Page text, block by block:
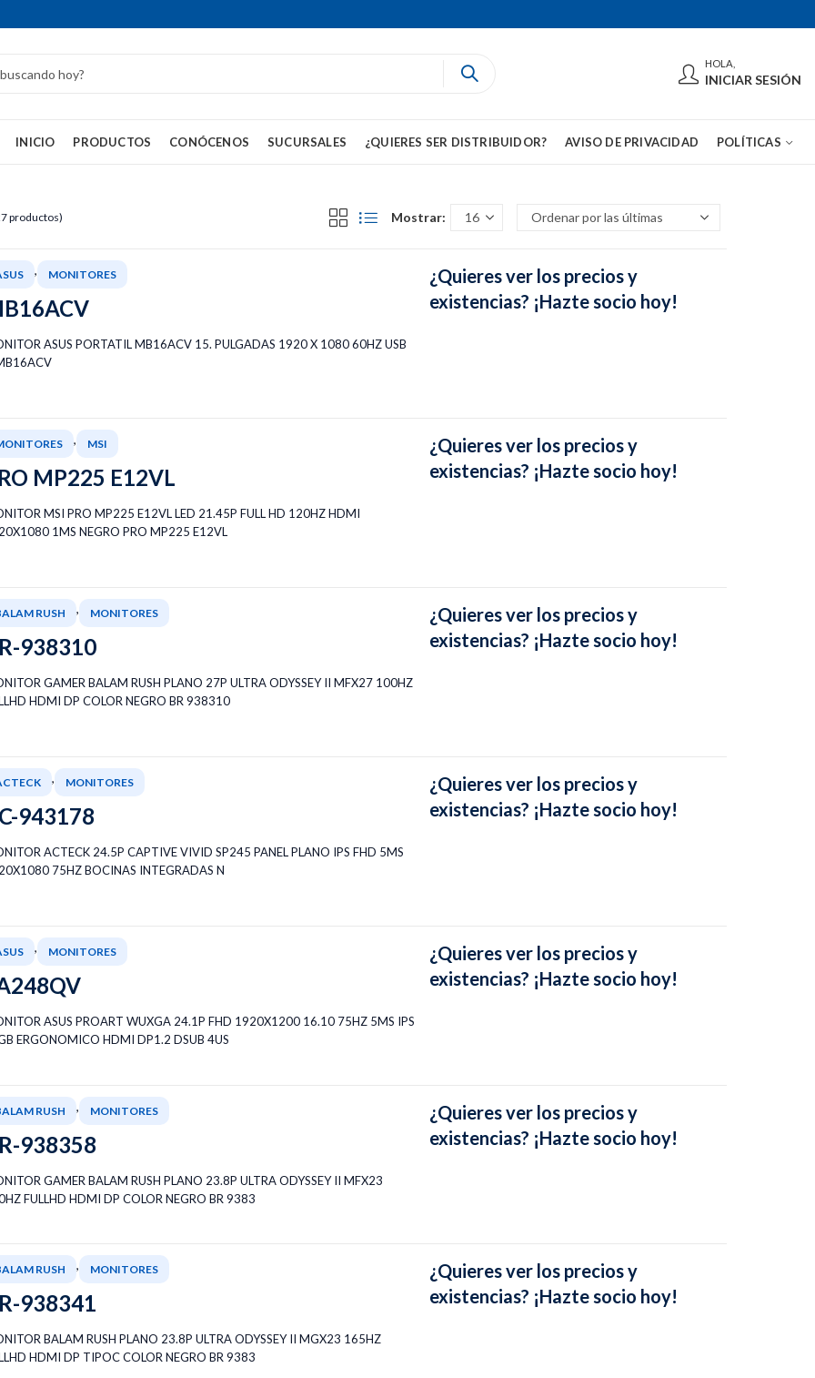
HOLA,
INICIAR SESIÓN
INICIO PRODUCTOS CONÓCENOS SUCURSALES ¿QUIERES SER DISTRIBUIDOR? AVISO DE PRIVACIDAD POLÍTICAS
productos) Mostrar:
, MONITORES
ASUS PORTATIL MB16ACV 15. PULGADAS 1920 X 1080 60HZ USB
¿Quieres ver los precios y
existencias? ¡Hazte socio hoy!
, MSI
MP225 E12VL
MSI PRO MP225 E12VL LED 21.45P FULL HD 120HZ HDMI
1MS NEGRO PRO MP225 E12VL
¿Quieres ver los precios y
existencias? ¡Hazte socio hoy!
RUSH , MONITORES
938310
GAMER BALAM RUSH PLANO 27P ULTRA ODYSSEY II MFX27 100HZ
HDMI DP COLOR NEGRO BR 938310
¿Quieres ver los precios y
existencias? ¡Hazte socio hoy!
, MONITORES
943178
ACTECK 24.5P CAPTIVE VIVID SP245 PANEL PLANO IPS FHD 5MS
75HZ BOCINAS INTEGRADAS N
¿Quieres ver los precios y
existencias? ¡Hazte socio hoy!
, MONITORES
ASUS PROART WUXGA 24.1P FHD 1920X1200 16.10 75HZ 5MS IPS
ERGONOMICO HDMI DP1.2 DSUB 4US
¿Quieres ver los precios y
existencias? ¡Hazte socio hoy!
RUSH , MONITORES
938358
GAMER BALAM RUSH PLANO 23.8P ULTRA ODYSSEY II MFX23
FULLHD HDMI DP COLOR NEGRO BR 9383
¿Quieres ver los precios y
existencias? ¡Hazte socio hoy!
RUSH , MONITORES
938341
BALAM RUSH PLANO 23.8P ULTRA ODYSSEY II MGX23 165HZ
HDMI DP TIPOC COLOR NEGRO BR 9383
¿Quieres ver los precios y
existencias? ¡Hazte socio hoy!